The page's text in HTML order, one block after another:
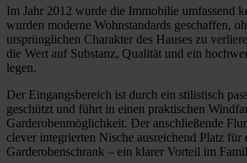
Im Jahr 2012 wurde die Immobilie umfassend
wurden moderne Wohnstandards geschaffen,
ursprünglichen Charakter des Hauses zu
die Wert auf Substanz, Qualität und ein
legen.
Der Eingangsbereich ist durch ein stilistisch
geschützt und führt in einen praktischen
Garderobenmöglichkeit. Der anschließende
clever integrierten Nische ausreichend Platz für
Garderobenschrank – ein klarer Vorteil im